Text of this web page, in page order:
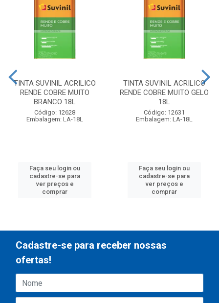
TINTA SUVINIL ACRILICO
RENDE COBRE MUITO
BRANCO 18L
Código: 12628
Embalagem: LA-18L
Faça seu login ou
cadastre-se para
ver preços e
comprar
TINTA SUVINIL ACRILICO
RENDE COBRE MUITO GELO
18L
Código: 12631
Embalagem: LA-18L
Faça seu login ou
cadastre-se para
ver preços e
comprar
Cadastre-se para receber nossas
ofertas!